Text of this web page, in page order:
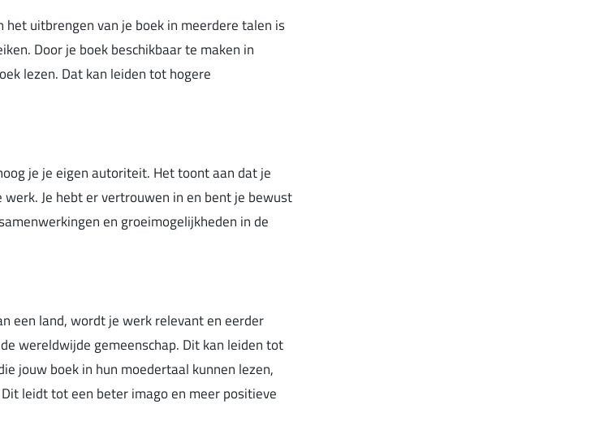
uitbrengen van je boek in meerdere talen is
Door je boek beschikbaar te maken in
lezen. Dat kan leiden tot hogere
je je eigen autoriteit. Het toont aan dat je
Je hebt er vertrouwen in en bent je bewust
en groeimogelijkheden in de
een land, wordt je werk relevant en eerder
wereldwijde gemeenschap. Dit kan leiden tot
jouw boek in hun moedertaal kunnen lezen,
leidt tot een beter imago en meer positieve